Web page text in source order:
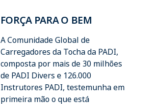
FORÇA PARA O BEM
A Comunidade Global de
Carregadores da Tocha da PADI,
composta por mais de 30 milhões
de PADI Divers e 126.000
Instrutores PADI, testemunha em
primeira mão o que está